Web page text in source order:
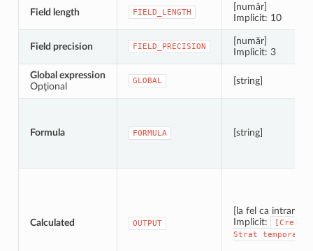
Field length FIELD_LENGTH
[număr]
Implicit: 10
Field precision FIELD_PRECISION
[număr]
Implicit: 3
Global expression
Opţional
GLOBAL [string]
Formula FORMULA [string]
Calculated OUTPUT
[la fel ca intrarea]
Implicit:
[Creare
Strat
temporar]